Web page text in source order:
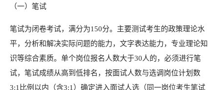
（一）笔试
笔试为闭卷考试，满分为150分。主要测试考生的政策理论水
平，分析和解决实际问题的能力，文字表达能力，专业理论知
识等综合素质。单个岗位报名人数大于30人的，必须进行笔
试，笔试成绩从高到低排名，按面试人数与选调岗位计划数
3:1比例以内（含3:1）确定进入面试人选（同一岗位考生笔试